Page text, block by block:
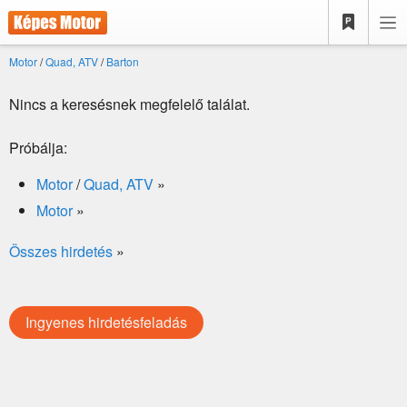
Motor/Quad, ATV/Barton
Nincs a keresésnek megfelelő találat.
Próbálja:
Motor/Quad, ATV »
Motor»
Összes hirdetés »
Ingyenes hirdetésfeladás